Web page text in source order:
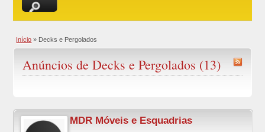
Início » Decks e Pergolados
Anúncios de Decks e Pergolados (13)
MDR Móveis e Esquadrias